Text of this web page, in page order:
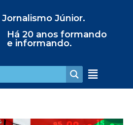
Jornalismo Júnior.
Há 20 anos formando
e informando.